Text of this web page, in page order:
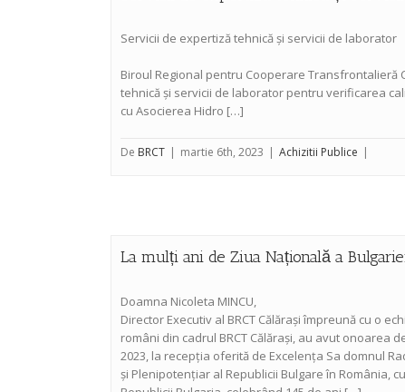
Servicii de expertiză tehnică și servicii de laborator
Biroul Regional pentru Cooperare Transfrontalieră
tehnică și servicii de laborator pentru verificarea
cu Asocierea Hidro […]
De BRCT | martie 6th, 2023 | Achizitii Publice |
La mulți ani de Ziua Națională a
Doamna Nicoleta MINCU,
Director Executiv al BRCT Călărași împreună cu o
români din cadrul BRCT Călărași, au avut onoarea
2023, la recepția oferită de Excelența Sa domnul
și Plenipotențiar al Republicii Bulgare în România,